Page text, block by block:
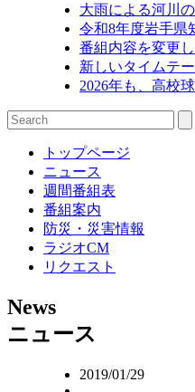
大雨による河川
令和8年度岩手県
番組内容を変更し
新しいタイムテ
2026年も、高校
トップページ
ニュース
週間番組表
番組案内
防災・災害情報
ラジオCM
リクエスト
News
ニュース
2019/01/29